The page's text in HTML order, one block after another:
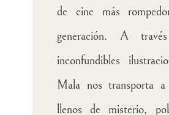
de cine más
generación. A
inconfundibles
Mala nos transporta a
llenos de misterio,